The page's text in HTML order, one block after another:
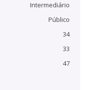
Intermediário
Público
34
33
47